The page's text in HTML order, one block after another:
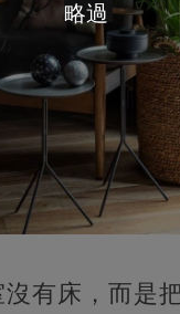
有床，而是
略過